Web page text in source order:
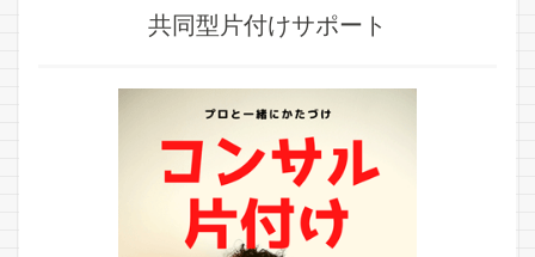
共同型片付けサポート